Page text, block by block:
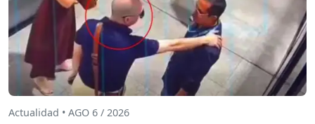
Actualidad • AGO 6 / 2026